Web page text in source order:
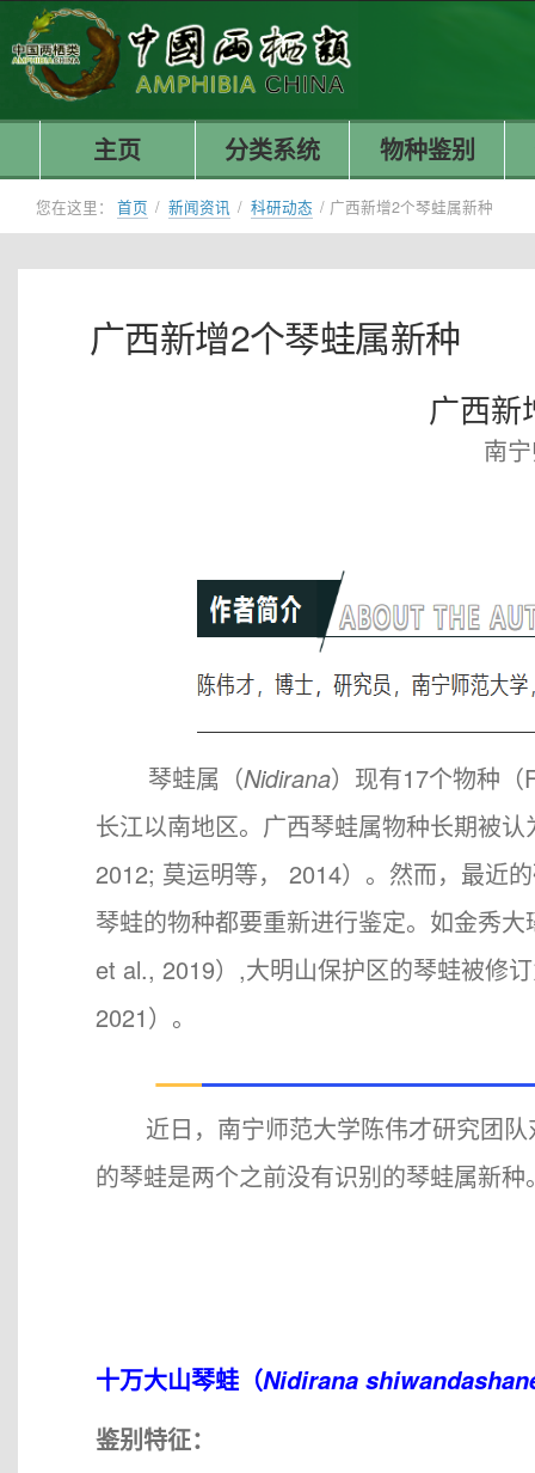
主页 分类系统 物种鉴别
您在这里： 首页 / 新闻资讯 / 科研动态 / 广西新增2个琴蛙属新种
广西新增2个琴蛙属新种
广西新
南
琴蛙属（Nidirana）现有17个物种
长江以南地区。广西琴蛙属物种长期被
2012; 莫运明等， 2014）。然而，最近
琴蛙的物种都要重新进行鉴定。如金秀
et al., 2019）,大明山保护区的琴蛙被修
2021）。
近日，南宁师范大学陈伟才研究团队
的琴蛙是两个之前没有识别的琴蛙属新
十万大山琴蛙（Nidirana
鉴别特征：